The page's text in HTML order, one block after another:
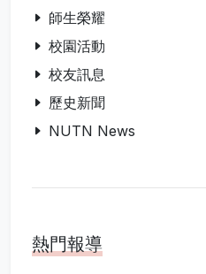
師生榮耀
校園活動
校友訊息
歷史新聞
NUTN News
熱門報導